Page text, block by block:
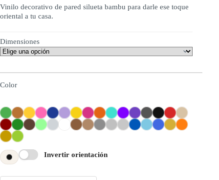
Vinilo decorativo de pared silueta bambu para darle ese toque
oriental a tu casa.
Dimensiones
Color
Invertir orientación